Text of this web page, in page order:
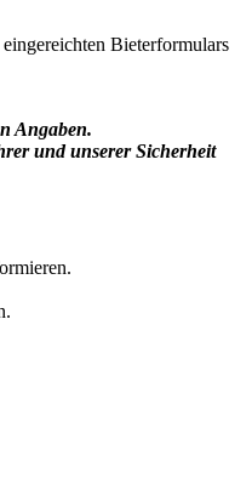
Bieterformulars
Angaben.
und unserer Sicherheit